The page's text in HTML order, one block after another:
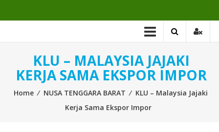
KLU – MALAYSIA JAJAKI
KERJA SAMA EKSPOR IMPOR
Home ⁄ NUSA TENGGARA BARAT ⁄ KLU – Malaysia Jajaki
Kerja Sama Ekspor Impor